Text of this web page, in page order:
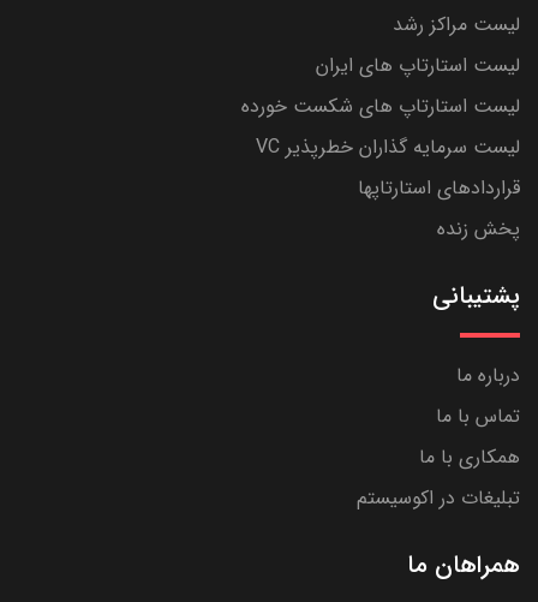
لیست مراکز رشد
لیست استارتاپ های ایران
لیست استارتاپ های شکست خورده
لیست سرمایه گذاران خطرپذیر VC
قراردادهای استارتاپها
پخش زنده
پشتیبانی
درباره ما
تماس با ما
همکاری با ما
تبلیغات در اکوسیستم
همراهان ما